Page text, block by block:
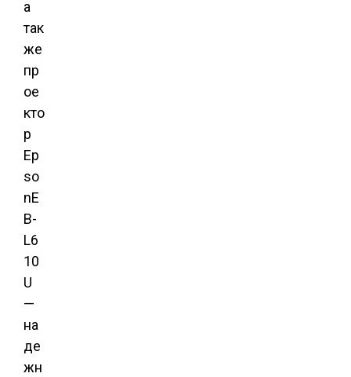
а
так
же
пр
ое
кто
р
Ep
so
nE
B-
L6
10
U
—
на
де
жн